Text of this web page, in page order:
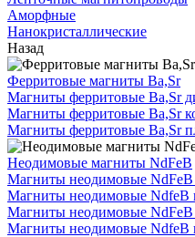
Аморфные
Нанокристаллические
Назад
Ферритовые магниты Ba,Sr
Магниты ферритовые Ba,Sr
Магниты ферритовые Ba,Sr
Магниты ферритовые Ba,Sr
Неодимовые магниты NdFeB
Магниты неодимовые
Магниты неодимовые NdfeB
Магниты неодимовые NdFeB
Магниты неодимовые NdfeB